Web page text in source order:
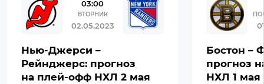
03:00
ВТОРНИК
02.05.2023
Нью-Джерси –
Рейнджерс: прогноз
на плей-офф НХЛ 2 мая
Бостон –
прогноз
НХЛ 1 мая